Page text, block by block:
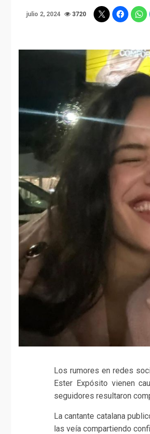
julio 2, 2024 3720
Los rumores en redes
Ester Expósito vienen
seguidores resultaron
La cantante catalana
las veía compartiendo